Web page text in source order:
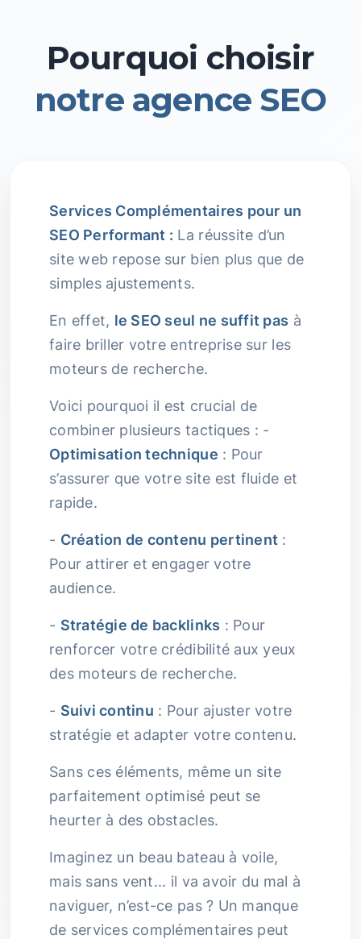
Pourquoi choisir
notre agence SEO
Services Complémentaires pour un
SEO Performant : La réussite d’un
site web repose sur bien plus que de
simples ajustements.
En effet, le SEO seul ne suffit pas à
faire briller votre entreprise sur les
moteurs de recherche.
Voici pourquoi il est crucial de
combiner plusieurs tactiques : -
Optimisation technique : Pour
s’assurer que votre site est fluide et
rapide.
- Création de contenu pertinent :
Pour attirer et engager votre
audience.
- Stratégie de backlinks : Pour
renforcer votre crédibilité aux yeux
des moteurs de recherche.
- Suivi continu : Pour ajuster votre
stratégie et adapter votre contenu.
Sans ces éléments, même un site
parfaitement optimisé peut se
heurter à des obstacles.
Imaginez un beau bateau à voile,
mais sans vent... il va avoir du mal à
naviguer, n’est-ce pas ? Un manque
de services complémentaires peut